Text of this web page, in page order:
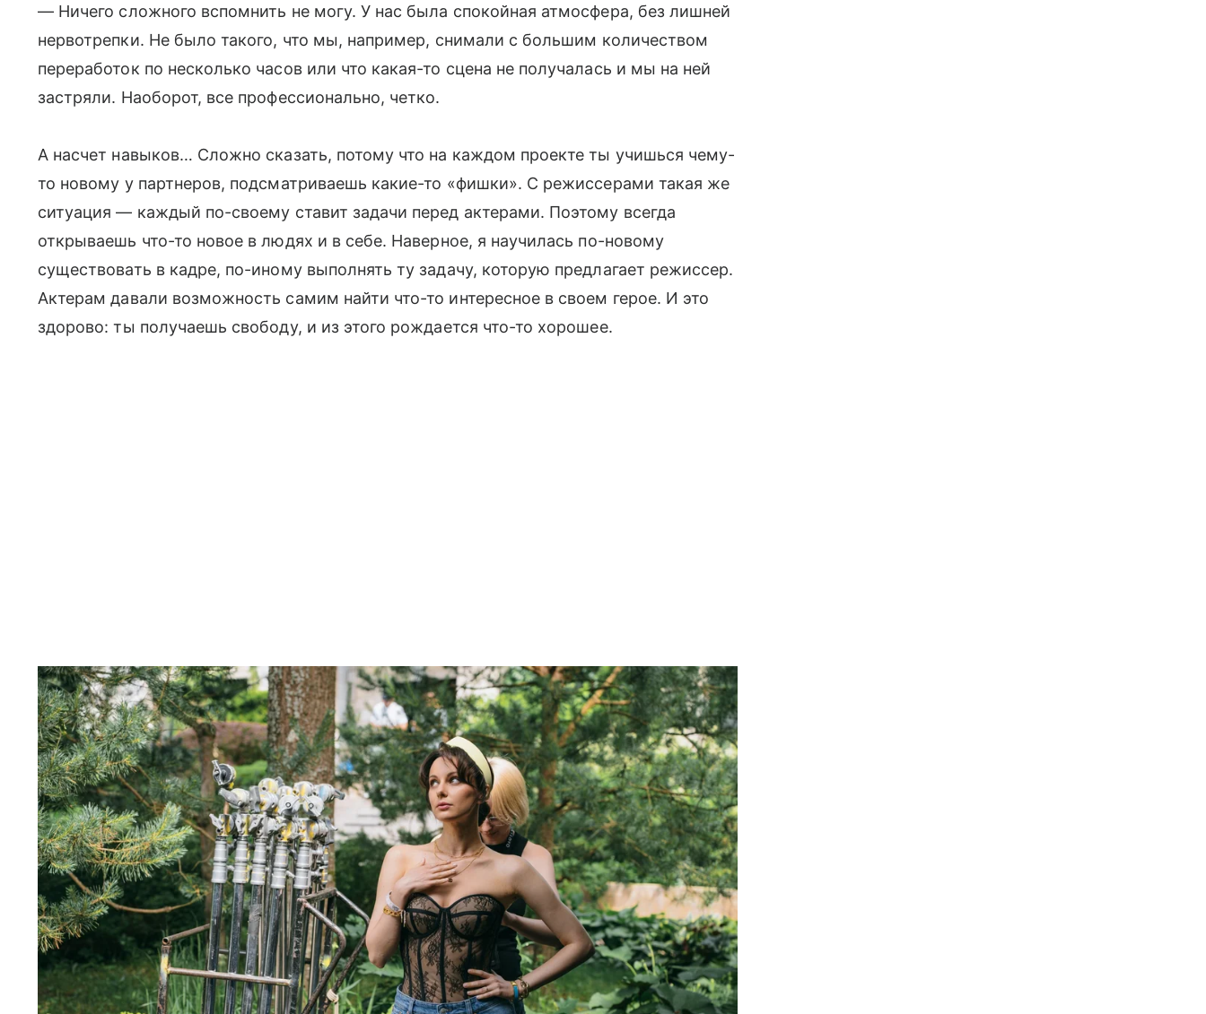
— Ничего сложного вспомнить не могу. У нас была спокойная атмосфера, без лишней
нервотрепки. Не было такого, что мы, например, снимали с большим количеством
переработок по несколько часов или что какая-то сцена не получалась и мы на ней
застряли. Наоборот, все профессионально, четко.
А насчет навыков… Сложно сказать, потому что на каждом проекте ты учишься чему-
то новому у партнеров, подсматриваешь какие-то «фишки». С режиссерами такая же
ситуация — каждый по-своему ставит задачи перед актерами. Поэтому всегда
открываешь что-то новое в людях и в себе. Наверное, я научилась по-новому
существовать в кадре, по-иному выполнять ту задачу, которую предлагает режиссер.
Актерам давали возможность самим найти что-то интересное в своем герое. И это
здорово: ты получаешь свободу, и из этого рождается что-то хорошее.